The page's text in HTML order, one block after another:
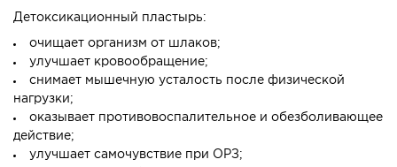
Детоксикационный пластырь:
очищает организм от шлаков;
улучшает кровообращение;
снимает мышечную усталость после физической
нагрузки;
оказывает противовоспалительное и обезболивающее
действие;
улучшает самочувствие при ОРЗ;